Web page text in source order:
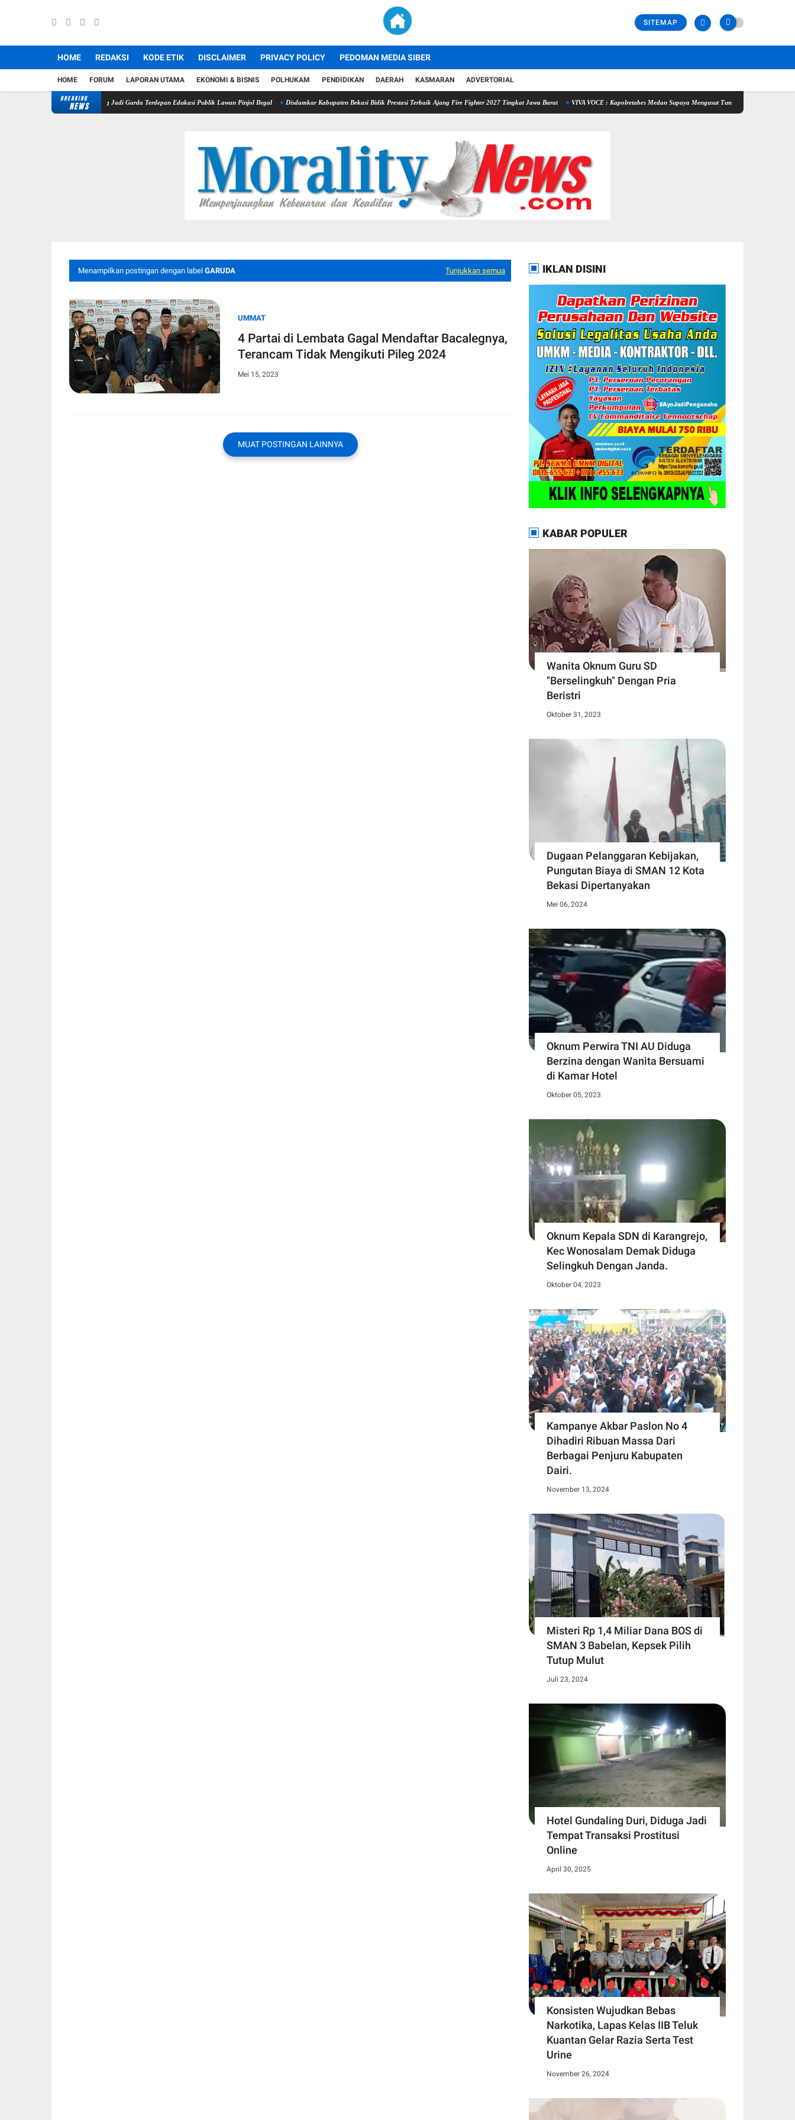
SITEMAP
HOME REDAKSI KODE ETIK DISCLAIMER PRIVACY POLICY PEDOMAN MEDIA SIBER
HOME FORUM LAPORAN UTAMA EKONOMI & BISNIS POLHUKAM PENDIDIKAN DAERAH KASMARAN ADVERTORIAL
BREAKING
NEWS
Pindar, Pers Didorong Jadi Garda Terdepan Edukasi Publik Lawan Pinjol Ilegal Disdamkar Kabupaten Bekasi Bidik Prestasi Terbaik Ajang Fire Fighter 2027 Tingkat Jawa Barat VIVA VOCE : Kapolretabes Medan Supaya Mengusut Tuntas Penyebab Kematian Winda
Menampilkan postingan dengan label GARUDA Tunjukkan semua
UMMAT
4 Partai di Lembata Gagal Mendaftar Bacalegnya,
Terancam Tidak Mengikuti Pileg 2024
Mei 15, 2023
MUAT POSTINGAN LAINNYA
IKLAN DISINI
KABAR POPULER
Wanita Oknum Guru SD
"Berselingkuh" Dengan Pria
Beristri
Oktober 31, 2023
Dugaan Pelanggaran Kebijakan,
Pungutan Biaya di SMAN 12 Kota
Bekasi Dipertanyakan
Mei 06, 2024
Oknum Perwira TNI AU Diduga
Berzina dengan Wanita Bersuami
di Kamar Hotel
Oktober 05, 2023
Oknum Kepala SDN di Karangrejo,
Kec Wonosalam Demak Diduga
Selingkuh Dengan Janda.
Oktober 04, 2023
Kampanye Akbar Paslon No 4
Dihadiri Ribuan Massa Dari
Berbagai Penjuru Kabupaten
Dairi.
November 13, 2024
Misteri Rp 1,4 Miliar Dana BOS di
SMAN 3 Babelan, Kepsek Pilih
Tutup Mulut
Juli 23, 2024
Hotel Gundaling Duri, Diduga Jadi
Tempat Transaksi Prostitusi
Online
April 30, 2025
Konsisten Wujudkan Bebas
Narkotika, Lapas Kelas IIB Teluk
Kuantan Gelar Razia Serta Test
Urine
November 26, 2024